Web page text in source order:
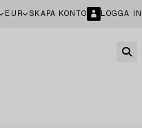
EUR SKAPA KONTO LOGGA IN